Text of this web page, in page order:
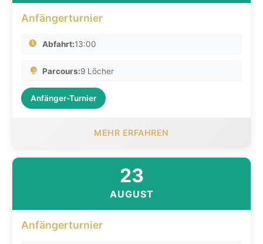
Anfängerturnier
Abfahrt:13:00
Parcours:9 Löcher
Anfänger-Turnier
MEHR ERFAHREN
23
AUGUST
Anfängerturnier